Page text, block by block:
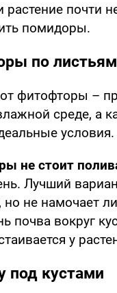
растение почти
помидоры.
по листьям
фитофторы –
среде, а
условия.
не стоит
Лучший
не намочает
почва вокруг
у
под кустами